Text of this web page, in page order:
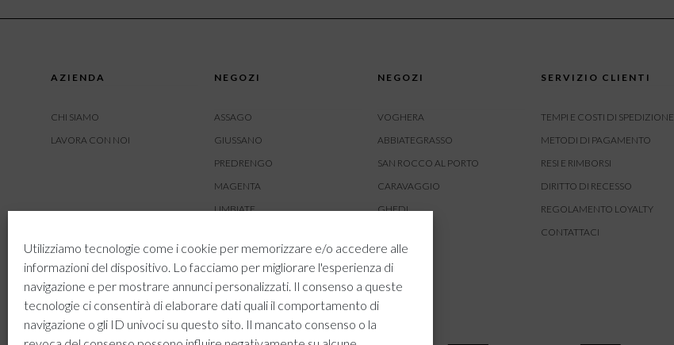
Utilizziamo tecnologie come i cookie per memorizzare e/o accedere alle
informazioni del dispositivo. Lo facciamo per migliorare l'esperienza di
navigazione e per mostrare annunci personalizzati. Il consenso a queste
tecnologie ci consentirà di elaborare dati quali il comportamento di
navigazione o gli ID univoci su questo sito. Il mancato consenso o la
AZIENDA
CHI SIAMO
LAVORA CON NOI
NEGOZI
ASSAGO
GIUSSANO
PREDRENGO
MAGENTA
LIMBIATE
BUSNAGO
NEGOZI
VOGHERA
ABBIATEGRASSO
SAN ROCCO AL PORTO
CARAVAGGIO
GHEDI
CREMONA
SERVIZIO CLIENTI
TEMPI E COSTI DI SPEDIZIONE
METODI DI PAGAMENTO
RESI E RIMBORSI
DIRITTO DI RECESSO
REGOLAMENTO LOYALTY
CONTATTACI